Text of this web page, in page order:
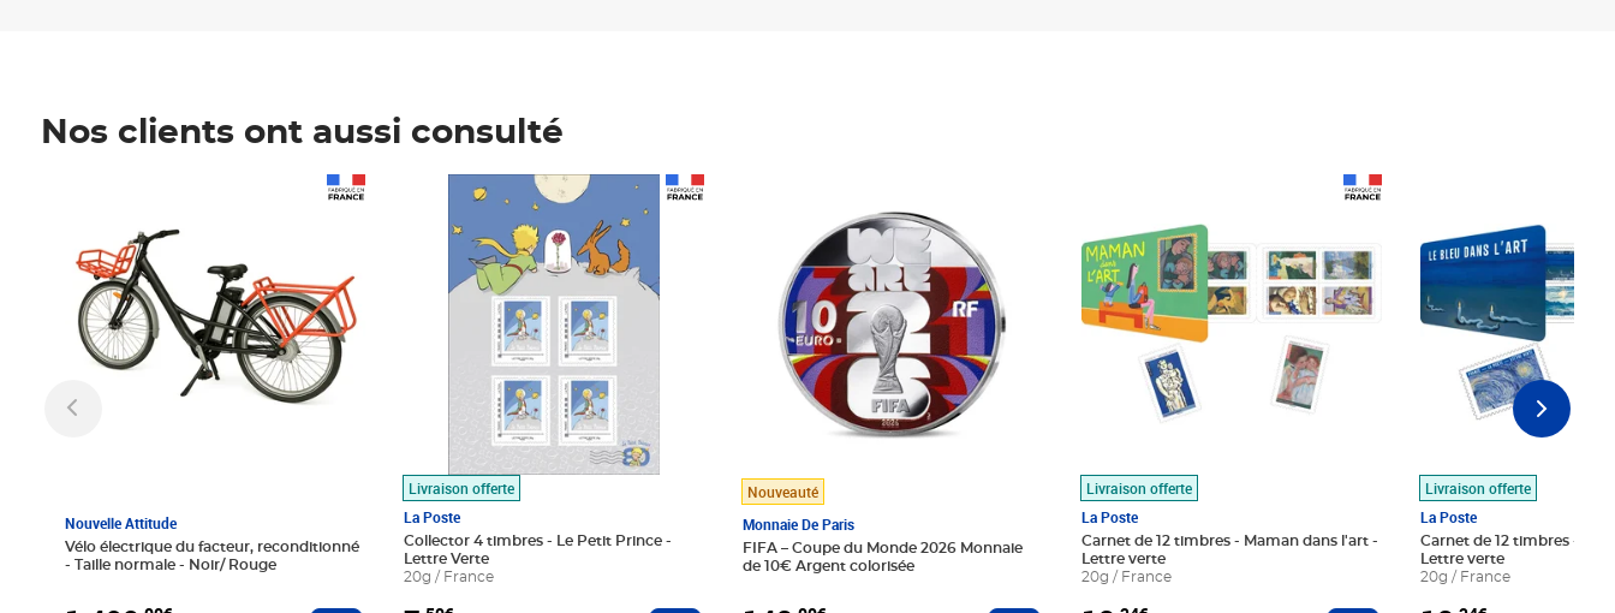
Nos clients ont aussi consulté
Nouvelle Attitude
Vélo électrique du facteur, reconditionné
- Taille normale - Noir/ Rouge
Livraison offerte
La Poste
Collector 4 timbres - Le Petit Prince -
Lettre Verte
20g / France
Prix 7,50€
Nouveauté
Monnaie De Paris
FIFA – Coupe du Monde 2026 Monnaie
de 10€ Argent colorisée
Livraison offerte
La Poste
Carnet de 12 timbres - Maman dans l'art -
Lettre verte
20g / France
Livraison offerte
La Poste
Carnet de 12 timbres - Le
Lettre verte
20g / France